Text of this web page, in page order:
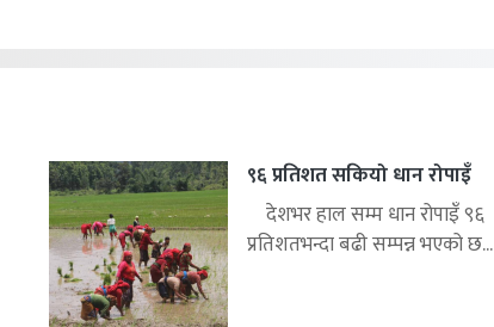
९६ प्रतिशत सकियो धान रोपाइँ
देशभर हाल सम्म धान रोपाइँ ९६
प्रतिशतभन्दा बढी सम्पन्न भएको छ...